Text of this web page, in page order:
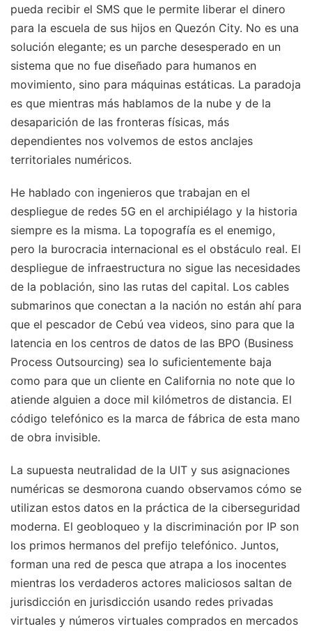
pueda recibir el SMS que le permite liberar el dinero
para la escuela de sus hijos en Quezón City. No es una
solución elegante; es un parche desesperado en un
sistema que no fue diseñado para humanos en
movimiento, sino para máquinas estáticas. La paradoja
es que mientras más hablamos de la nube y de la
desaparición de las fronteras físicas, más
dependientes nos volvemos de estos anclajes
territoriales numéricos.
He hablado con ingenieros que trabajan en el
despliegue de redes 5G en el archipiélago y la historia
siempre es la misma. La topografía es el enemigo,
pero la burocracia internacional es el obstáculo real. El
despliegue de infraestructura no sigue las necesidades
de la población, sino las rutas del capital. Los cables
submarinos que conectan a la nación no están ahí para
que el pescador de Cebú vea videos, sino para que la
latencia en los centros de datos de las BPO (Business
Process Outsourcing) sea lo suficientemente baja
como para que un cliente en California no note que lo
atiende alguien a doce mil kilómetros de distancia. El
código telefónico es la marca de fábrica de esta mano
de obra invisible.
La supuesta neutralidad de la UIT y sus asignaciones
numéricas se desmorona cuando observamos cómo se
utilizan estos datos en la práctica de la ciberseguridad
moderna. El geobloqueo y la discriminación por IP son
los primos hermanos del prefijo telefónico. Juntos,
forman una red de pesca que atrapa a los inocentes
mientras los verdaderos actores maliciosos saltan de
jurisdicción en jurisdicción usando redes privadas
virtuales y números virtuales comprados en mercados